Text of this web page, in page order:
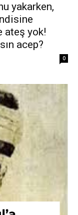
yakarken,
ateş yok!
acep?
0